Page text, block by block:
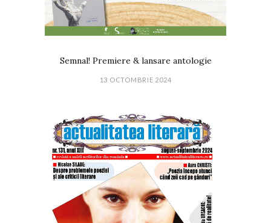
Semnal! Premiere & lansare antologie
13 OCTOMBRIE 2024